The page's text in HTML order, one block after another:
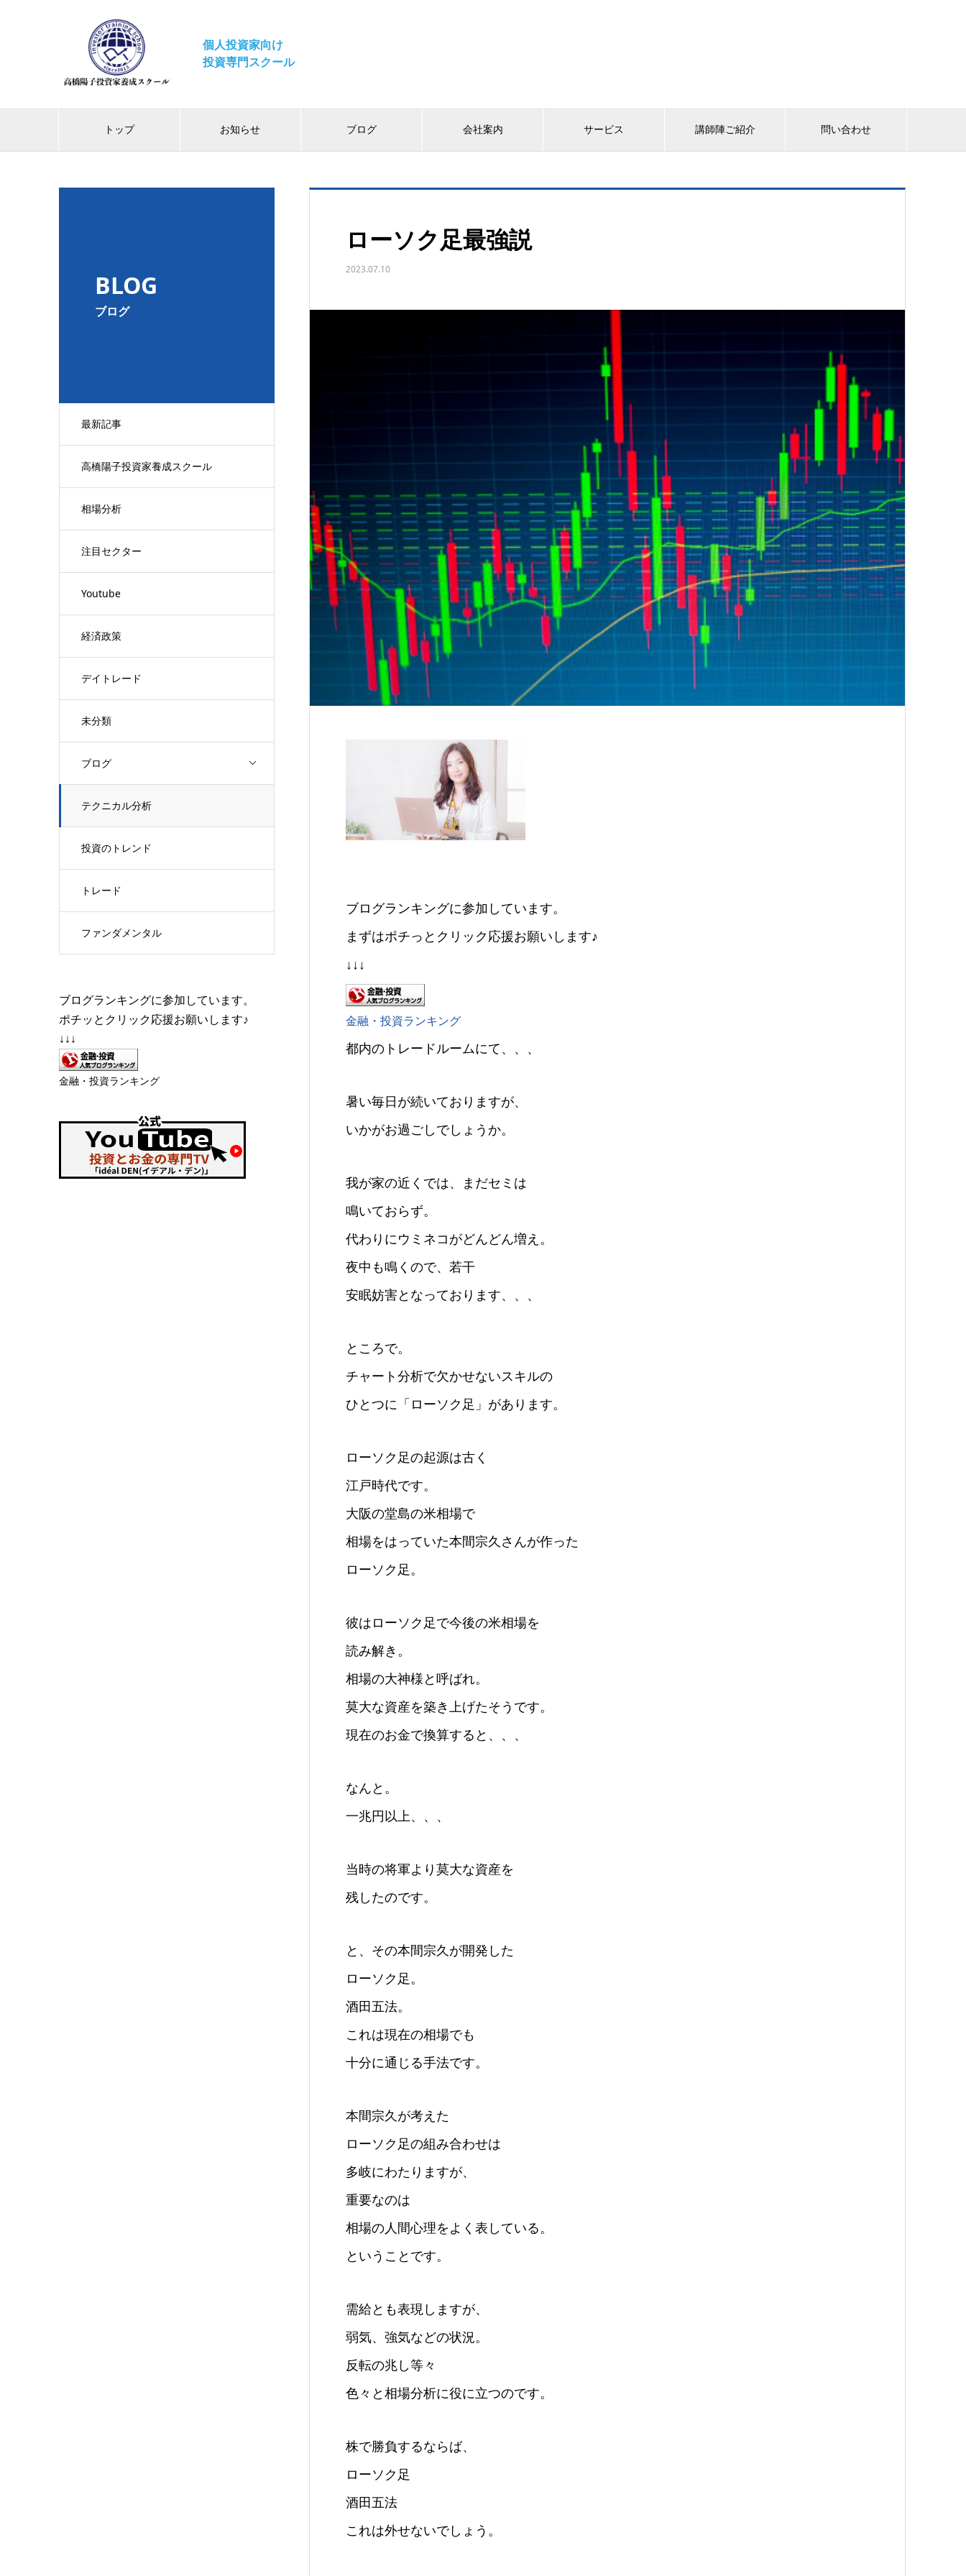
個人投資家向け
投資専門スクール
トップ お知らせ ブログ 会社案内 サービス 講師陣ご紹介 問い合わせ
BLOG
ブログ
最新記事
高橋陽子投資家養成スクール
相場分析
注目セクター
Youtube
経済政策
デイトレード
未分類
ブログ
テクニカル分析
投資のトレンド
トレード
ファンダメンタル
ローソク足最強説
2023.07.10
ブログランキングに参加しています。
まずはポチっとクリック応援お願いします♪
↓↓↓
金融・投資ランキング
都内のトレードルームにて、、、
暑い毎日が続いておりますが、
いかがお過ごしでしょうか。
我が家の近くでは、まだセミは
鳴いておらず。
代わりにウミネコがどんどん増え。
夜中も鳴くので、若干
安眠妨害となっております、、、
ところで。
チャート分析で欠かせないスキルの
ひとつに「ローソク足」があります。
ローソク足の起源は古く
江戸時代です。
大阪の堂島の米相場で
相場をはっていた本間宗久さんが作った
ローソク足。
彼はローソク足で今後の米相場を
読み解き。
相場の大神様と呼ばれ。
莫大な資産を築き上げたそうです。
現在のお金で換算すると、、、
なんと。
一兆円以上、、、
当時の将軍より莫大な資産を
残したのです。
と、その本間宗久が開発した
ローソク足。
酒田五法。
これは現在の相場でも
十分に通じる手法です。
本間宗久が考えた
ローソク足の組み合わせは
多岐にわたりますが、
重要なのは
相場の人間心理をよく表している。
ということです。
需給とも表現しますが、
弱気、強気などの状況。
反転の兆し等々
色々と相場分析に役に立つのです。
株で勝負するならば、
ローソク足
酒田五法
これは外せないでしょう。
ブログランキングに参加しています。
ポチッとクリック応援お願いします♪
↓↓↓
金融・投資ランキング